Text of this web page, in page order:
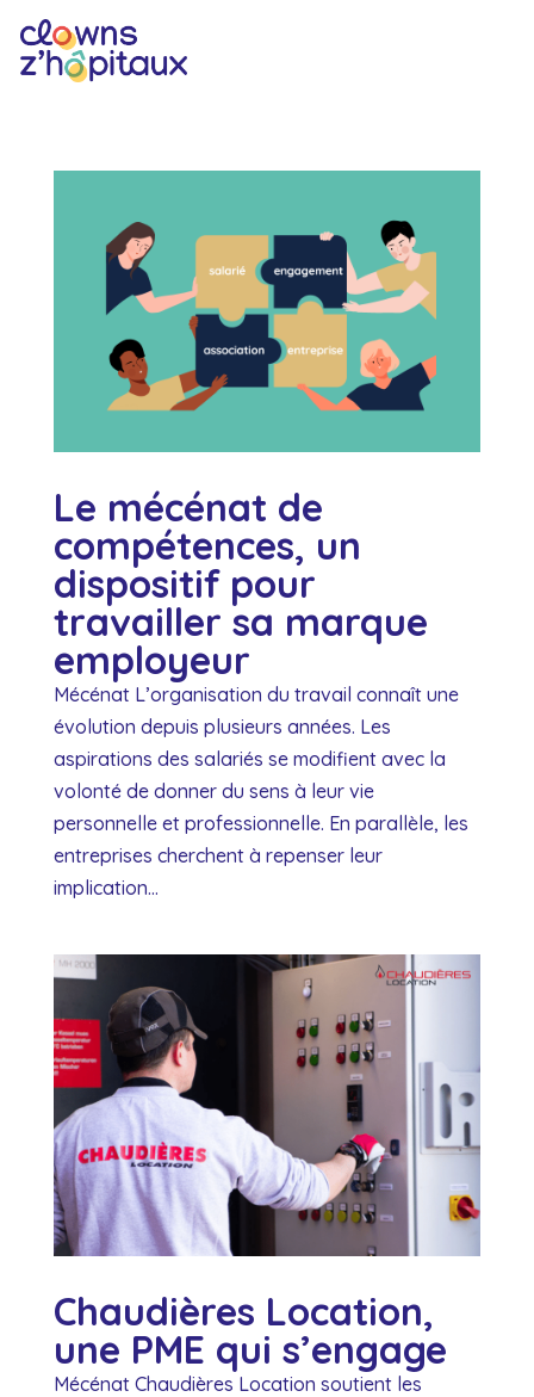
Le mécénat de
compétences, un
dispositif pour
travailler sa marque
employeur
Mécénat L’organisation du travail connaît une
évolution depuis plusieurs années. Les
aspirations des salariés se modifient avec la
volonté de donner du sens à leur vie
personnelle et professionnelle. En parallèle, les
entreprises cherchent à repenser leur
implication...
Chaudières Location,
une PME qui s’engage
Mécénat Chaudières Location soutient les